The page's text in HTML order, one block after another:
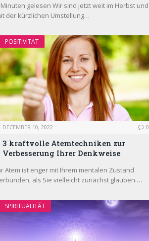
gelesen Wir sind jetzt weit im Herbst und
der kürzlichen Umstellung…
POSITIVITÄT
DECEMBER 10, 2022 0
3 kraftvolle Atemtechniken zur
Verbesserung Ihrer Denkweise
Atem ist enger mit Ihrem mentalen Zustand
als Sie vielleicht zunächst glauben.…
SPIRITUALITÄT